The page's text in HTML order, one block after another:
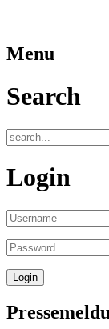
Menu
Search
Login